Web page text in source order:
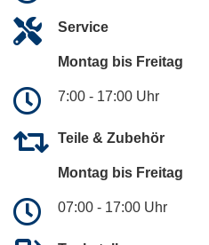
Service
Montag bis Freitag
7:00 - 17:00 Uhr
Teile & Zubehör
Montag bis Freitag
07:00 - 17:00 Uhr